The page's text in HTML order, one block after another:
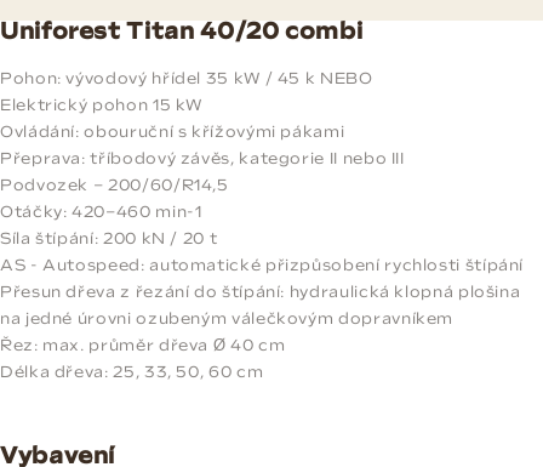
Uniforest Titan 40/20 combi
Pohon: vývodový hřídel 35 kW / 45 k NEBO
Elektrický pohon 15 kW
Ovládání: obouruční s křížovými pákami
Přeprava: tříbodový závěs, kategorie II nebo III
Podvozek – 200/60/R14,5
Otáčky: 420–460 min-1
Síla štípání: 200 kN / 20 t
AS - Autospeed: automatické přizpůsobení rychlosti štípání
Přesun dřeva z řezání do štípání: hydraulická klopná plošina
na jedné úrovni ozubeným válečkovým dopravníkem
Řez: max. průměr dřeva Ø 40 cm
Délka dřeva: 25, 33, 50, 60 cm
Vybavení